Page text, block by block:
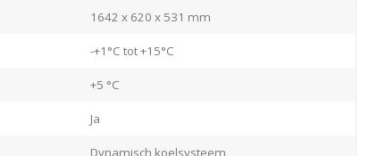
1642 x 620 x 531 mm
-+1°C tot +15°C
+5 °C
Ja
Dynamisch koelsysteem